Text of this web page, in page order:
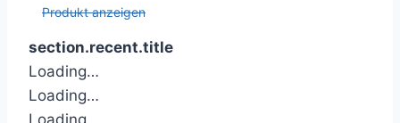
Produkt anzeigen
section.recent.title
Loading…
Loading…